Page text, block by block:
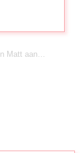
Matt aan…